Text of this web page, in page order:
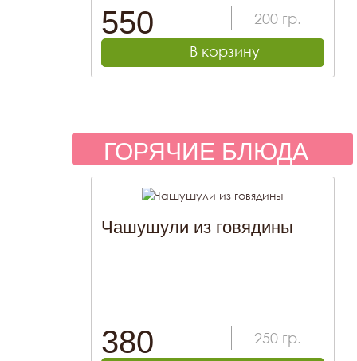
550 200 гр.
В корзину
ГОРЯЧИЕ БЛЮДА
Чашушули из говядины
380 250 гр.